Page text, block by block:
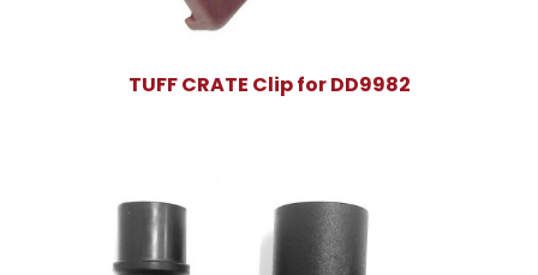
TUFF CRATE Clip for DD9982